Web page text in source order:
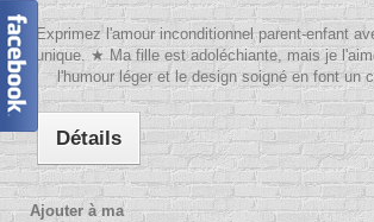
Exprimez l'amour inconditionnel parent-enfant
unique. ★ Ma fille est adoléchiante, mais je
l'humour léger et le design soigné en font un
Détails
Ajouter à ma